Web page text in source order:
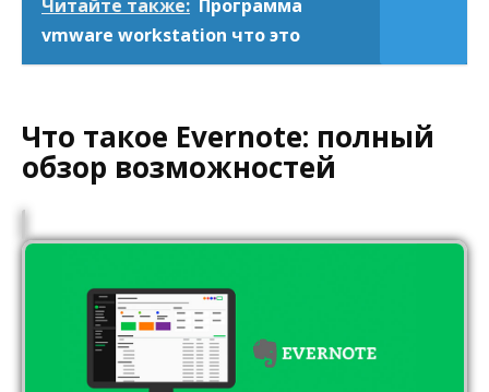
Читайте также: Программа
vmware workstation что это
Что такое Evernote: полный
обзор возможностей